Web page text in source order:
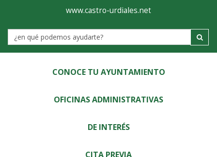
Ayuntamiento
de
Castro-
Urdiales
www.castro-urdiales.net
Label
CONOCE TU AYUNTAMIENTO
OFICINAS ADMINISTRATIVAS
DE INTERÉS
CITA PREVIA